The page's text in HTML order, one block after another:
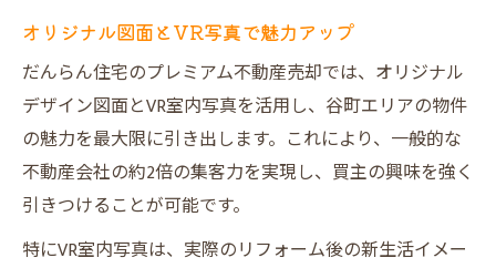
オリジナル図面とVR写真で魅力アップ
だんらん住宅のプレミアム不動産売却では、オリジナル
デザイン図面とVR室内写真を活用し、谷町エリアの物件
の魅力を最大限に引き出します。これにより、一般的な
不動産会社の約2倍の集客力を実現し、買主の興味を強く
引きつけることが可能です。
特にVR室内写真は、実際のリフォーム後の新生活イメー